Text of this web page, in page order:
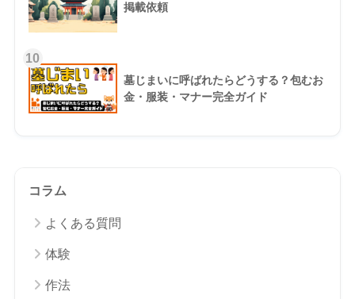
掲載依頼
10
墓じまいに呼ばれたらどうする？包むお
金・服装・マナー完全ガイド
コラム
よくある質問
体験
作法